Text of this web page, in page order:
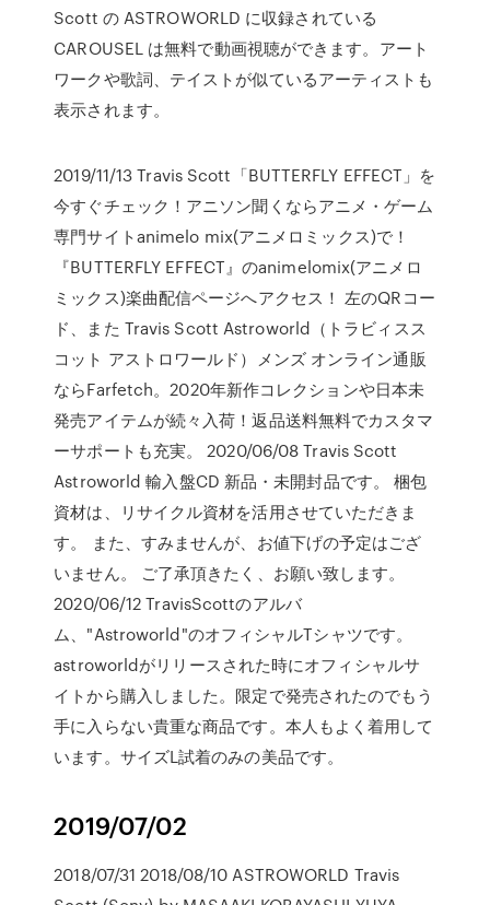
Scott の ASTROWORLD に収録されている
CAROUSEL は無料で動画視聴ができます。アート
ワークや歌詞、テイストが似ているアーティストも
表示されます。
2019/11/13 Travis Scott「BUTTERFLY EFFECT」を
今すぐチェック！アニソン聞くならアニメ・ゲーム
専門サイトanimelo mix(アニメロミックス)で！
『BUTTERFLY EFFECT』のanimelomix(アニメロ
ミックス)楽曲配信ページへアクセス！ 左のQRコー
ド、また Travis Scott Astroworld（トラビィスス
コット アストロワールド）メンズ オンライン通販
ならFarfetch。2020年新作コレクションや日本未
発売アイテムが続々入荷！返品送料無料でカスタマ
ーサポートも充実。 2020/06/08 Travis Scott
Astroworld 輸入盤CD 新品・未開封品です。 梱包
資材は、リサイクル資材を活用させていただきま
す。 また、すみませんが、お値下げの予定はござ
いません。 ご了承頂きたく、お願い致します。
2020/06/12 TravisScottのアルバ
ム、"Astroworld"のオフィシャルTシャツです。
astroworldがリリースされた時にオフィシャルサ
イトから購入しました。限定で発売されたのでもう
手に入らない貴重な商品です。本人もよく着用して
います。サイズL試着のみの美品です。
2019/07/02
2018/07/31 2018/08/10 ASTROWORLD Travis